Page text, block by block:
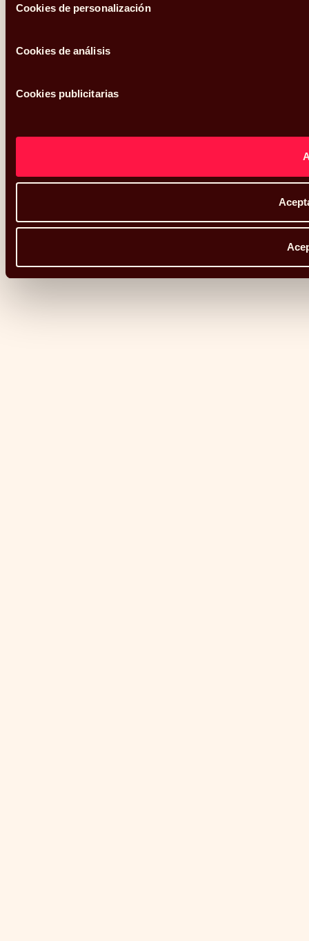
Cookies de personalización
Cookies de análisis
Cookies publicitarias